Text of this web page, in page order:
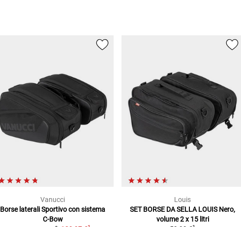
Vanucci
Borse laterali Sportivocon sistema
C-Bow
Louis
SET BORSE DA SELLA LOUIS Nero,
volume 2 x 15 litri